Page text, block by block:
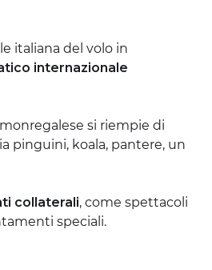
italiana del volo in
internazionale
si riempie di
pinguini, koala, pantere, un
collaterali, come spettacoli
speciali.